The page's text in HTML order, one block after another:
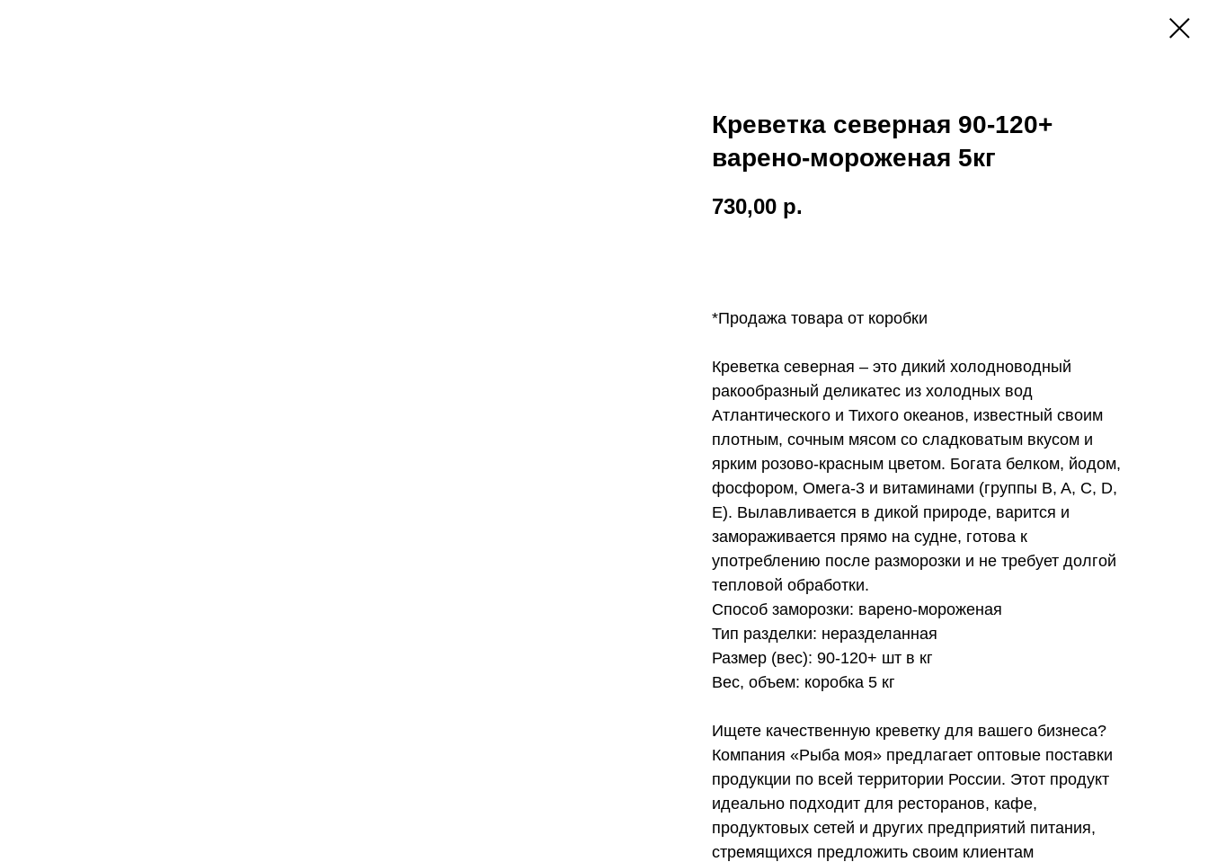
Креветка северная 90-120+
варено-мороженая 5кг
730,00 р.
*Продажа товара от коробки
Креветка северная – это дикий холодноводный
ракообразный деликатес из холодных вод
Атлантического и Тихого океанов, известный своим
плотным, сочным мясом со сладковатым вкусом и
ярким розово-красным цветом. Богата белком, йодом,
фосфором, Омега-3 и витаминами (группы B, A, C, D,
E). Вылавливается в дикой природе, варится и
замораживается прямо на судне, готова к
употреблению после разморозки и не требует долгой
тепловой обработки.
Способ заморозки: варено-мороженая
Тип разделки: неразделанная
Размер (вес): 90-120+ шт в кг
Вес, объем: коробка 5 кг
Ищете качественную креветку для вашего бизнеса?
Компания «Рыба моя» предлагает оптовые поставки
продукции по всей территории России. Этот продукт
идеально подходит для ресторанов, кафе,
продуктовых сетей и других предприятий питания,
стремящихся предложить своим клиентам